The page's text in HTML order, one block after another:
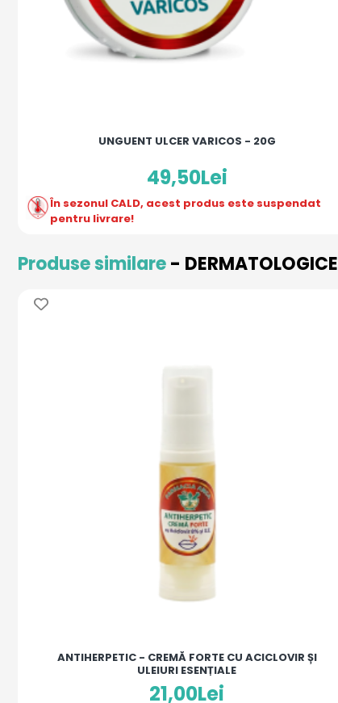
UNGUENT ULCER VARICOS - 20G
49,50Lei
În sezonul CALD, acest produs este suspendat
pentru livrare!
Produse similare- DERMATOLOGICE
ANTIHERPETIC - CREMĂ FORTE CU ACICLOVIR ȘI
ULEIURI ESENȚIALE
21,00Lei